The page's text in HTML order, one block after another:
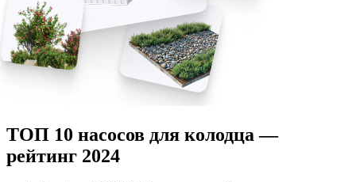
ТОП 10 насосов для колодца —
рейтинг 2024